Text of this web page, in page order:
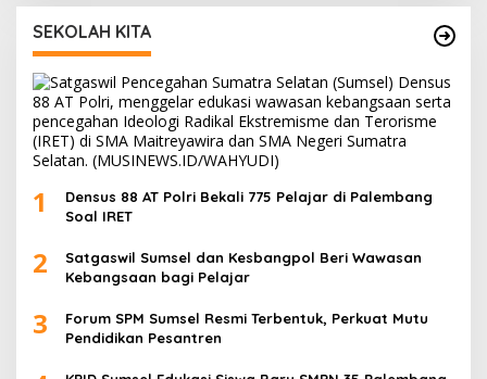
SEKOLAH KITA
1
Densus 88 AT Polri Bekali 775 Pelajar di Palembang
Soal IRET
2
Satgaswil Sumsel dan Kesbangpol Beri Wawasan
Kebangsaan bagi Pelajar
3
Forum SPM Sumsel Resmi Terbentuk, Perkuat Mutu
Pendidikan Pesantren